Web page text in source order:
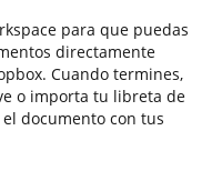
para que puedas
directamente
Cuando termines,
o importa tu libreta de
documento con tus